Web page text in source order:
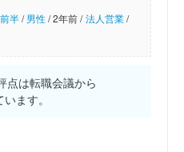
半/男性/2年前 / 法人営業/
点は転職会議から
ます。